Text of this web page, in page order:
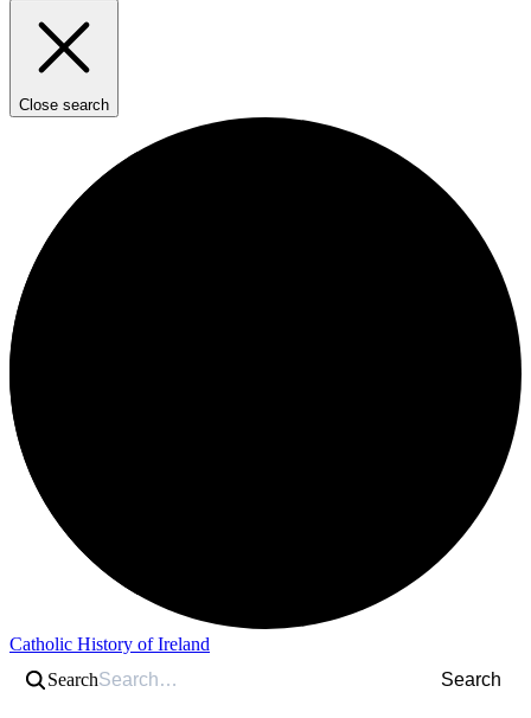
Close search
Catholic History of Ireland
Search
Search